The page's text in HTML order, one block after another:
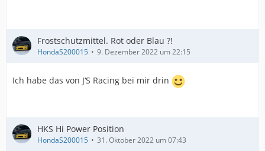
Frostschutzmittel. Rot oder Blau ?!
HondaS200015 9. Dezember 2022 um 22:15
Ich habe das von J‘S Racing bei mir drin
HKS Hi Power Position
HondaS200015 31. Oktober 2022 um 07:43